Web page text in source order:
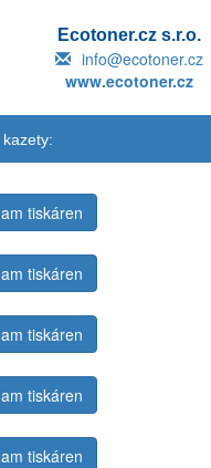
Ecotoner.cz s.r.o.
info@ecotoner.cz
www.ecotoner.cz
tiskáren
tiskáren
tiskáren
tiskáren
tiskáren